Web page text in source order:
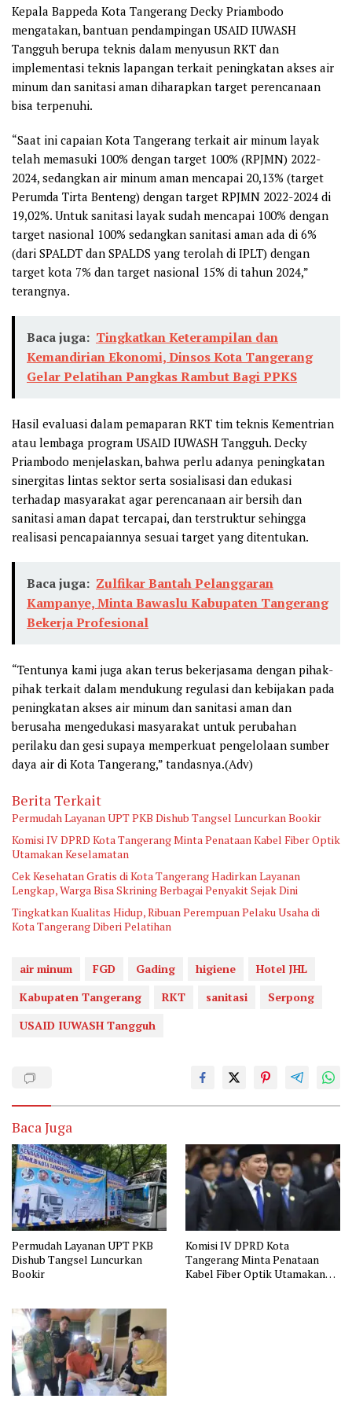
Kepala Bappeda Kota Tangerang Decky Priambodo
mengatakan, bantuan pendampingan USAID IUWASH
Tangguh berupa teknis dalam menyusun RKT dan
implementasi teknis lapangan terkait peningkatan akses air
minum dan sanitasi aman diharapkan target perencanaan
bisa terpenuhi.
“Saat ini capaian Kota Tangerang terkait air minum layak
telah memasuki 100% dengan target 100% (RPJMN) 2022-
2024, sedangkan air minum aman mencapai 20,13% (target
Perumda Tirta Benteng) dengan target RPJMN 2022-2024 di
19,02%. Untuk sanitasi layak sudah mencapai 100% dengan
target nasional 100% sedangkan sanitasi aman ada di 6%
(dari SPALDT dan SPALDS yang terolah di IPLT) dengan
target kota 7% dan target nasional 15% di tahun 2024,”
terangnya.
Baca juga: Tingkatkan Keterampilan dan
Kemandirian Ekonomi, Dinsos Kota Tangerang
Gelar Pelatihan Pangkas Rambut Bagi PPKS
Hasil evaluasi dalam pemaparan RKT tim teknis Kementrian
atau lembaga program USAID IUWASH Tangguh. Decky
Priambodo menjelaskan, bahwa perlu adanya peningkatan
sinergitas lintas sektor serta sosialisasi dan edukasi
terhadap masyarakat agar perencanaan air bersih dan
sanitasi aman dapat tercapai, dan terstruktur sehingga
realisasi pencapaiannya sesuai target yang ditentukan.
Baca juga: Zulfikar Bantah Pelanggaran
Kampanye, Minta Bawaslu Kabupaten Tangerang
Bekerja Profesional
“Tentunya kami juga akan terus bekerjasama dengan pihak-
pihak terkait dalam mendukung regulasi dan kebijakan pada
peningkatan akses air minum dan sanitasi aman dan
berusaha mengedukasi masyarakat untuk perubahan
perilaku dan gesi supaya memperkuat pengelolaan sumber
daya air di Kota Tangerang,” tandasnya.(Adv)
Berita Terkait
Permudah Layanan UPT PKB Dishub Tangsel Luncurkan Bookir
Komisi IV DPRD Kota Tangerang Minta Penataan Kabel Fiber Optik
Utamakan Keselamatan
Cek Kesehatan Gratis di Kota Tangerang Hadirkan Layanan
Lengkap, Warga Bisa Skrining Berbagai Penyakit Sejak Dini
Tingkatkan Kualitas Hidup, Ribuan Perempuan Pelaku Usaha di
Kota Tangerang Diberi Pelatihan
air minum FGD Gading higiene
Hotel JHL
Kabupaten Tangerang
RKT sanitasi
Serpong
USAID IUWASH Tangguh
Baca Juga
Permudah Layanan UPT PKB
Dishub Tangsel Luncurkan
Bookir
Komisi IV DPRD Kota
Tangerang Minta Penataan
Kabel Fiber Optik Utamakan